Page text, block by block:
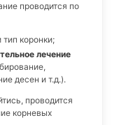
проводится по
коронки;
лечение
десен и т.д.).
проводится
корневых